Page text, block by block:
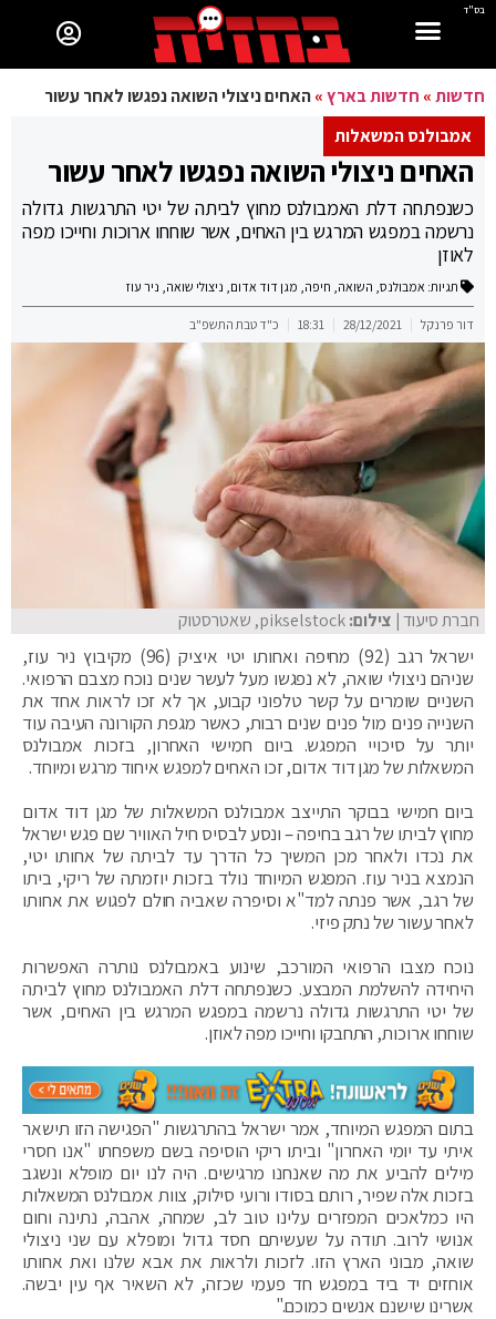
בס"ד
חדשות» חדשות בארץ»האחים ניצולי השואה נפגשו לאחר עשור
אמבולנס המשאלות
האחים ניצולי השואה נפגשו לאחר עשור
כשנפתחה דלת האמבולנס מחוץ לביתה של יטי התרגשות גדולה
נרשמה במפגש המרגש בין האחים, אשר שוחחו ארוכות וחייכו מפה
לאוזן
תגיות: אמבולנס, השואה, חיפה, מגן דוד אדום, ניצולי שואה, ניר עוז
דור פרנקל 28/12/2021
18:31 כ"ד טבת התשפ"ב
חברת סיעוד| צילום:pikselstock, שאטרסטוק
ישראל רגב (92) מחיפה ואחותו יטי איציק (96) מקיבוץ ניר עוז,
שניהם ניצולי שואה, לא נפגשו מעל לעשר שנים נוכח מצבם הרפואי.
השניים שומרים על קשר טלפוני קבוע, אך לא זכו לראות אחד את
השנייה פנים מול פנים שנים רבות, כאשר מגפת הקורונה העיבה עוד
יותר על סיכויי המפגש. ביום חמישי האחרון, בזכות אמבולנס
המשאלות של מגן דוד אדום, זכו האחים למפגש איחוד מרגש ומיוחד.
ביום חמישי בבוקר התייצב אמבולנס המשאלות של מגן דוד אדום
מחוץ לביתו של רגב בחיפה – ונסע לבסיס חיל האוויר שם פגש ישראל
את נכדו ולאחר מכן המשיך כל הדרך עד לביתה של אחותו יטי,
הנמצא בניר עוז. המפגש המיוחד נולד בזכות יוזמתה של ריקי, ביתו
של רגב, אשר פנתה למד"א וסיפרה שאביה חולם לפגוש את אחותו
לאחר עשור של נתק פיזי.
נוכח מצבו הרפואי המורכב, שינוע באמבולנס נותרה האפשרות
היחידה להשלמת המבצע. כשנפתחה דלת האמבולנס מחוץ לביתה
של יטי התרגשות גדולה נרשמה במפגש המרגש בין האחים, אשר
שוחחו ארוכות, התחבקו וחייכו מפה לאוזן.
בתום המפגש המיוחד, אמר ישראל בהתרגשות "הפגישה הזו תישאר
איתי עד יומי האחרון" וביתו ריקי הוסיפה בשם משפחתו "אנו חסרי
מילים להביע את מה שאנחנו מרגישים. היה לנו יום מופלא ונשגב
בזכות אלה שפיר, רותם בסודו ורועי סילוק, צוות אמבולנס המשאלות
היו כמלאכים המפזרים עלינו טוב לב, שמחה, אהבה, נתינה וחום
אנושי לרוב. תודה על שעשיתם חסד גדול ומופלא עם שני ניצולי
שואה, מבוני הארץ הזו. לזכות ולראות את אבא שלנו ואת אחותו
אוחזים יד ביד במפגש חד פעמי שכזה, לא השאיר אף עין יבשה.
אשרינו שישנם אנשים כמוכם."